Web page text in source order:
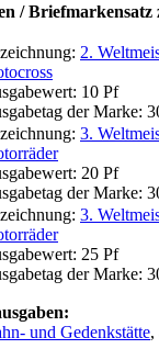
/ Briefmarkensatz
2.
10 Pf
der Marke:
3.
20 Pf
der Marke:
3.
25 Pf
der Marke:
und Gedenkstätte,